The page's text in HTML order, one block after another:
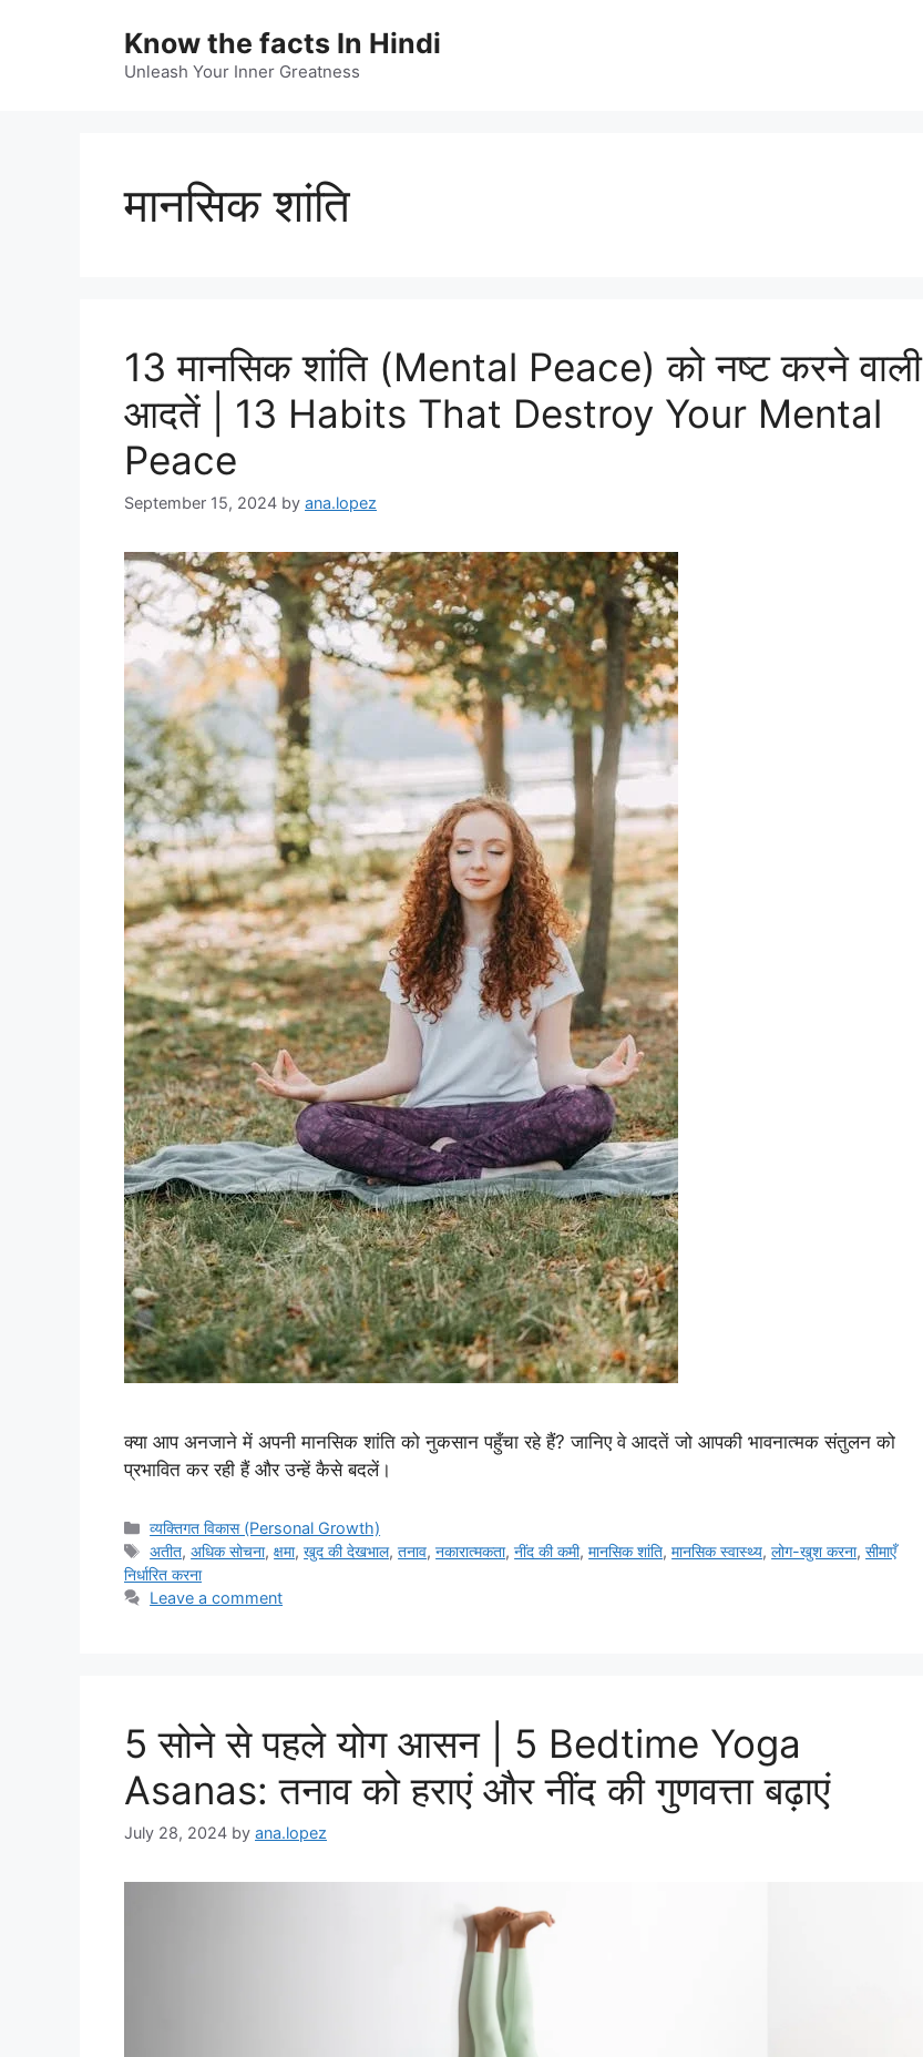
Know the facts In Hindi
Unleash Your Inner Greatness
मानसिक शांति
13 मानसिक शांति (Mental Peace) को नष्ट करने वाली
आदतें | 13 Habits That Destroy Your Mental
Peace
September 15, 2024 by ana.lopez
क्या आप अनजाने में अपनी मानसिक शांति को नुकसान पहुँचा रहे हैं? जानिए वे आदतें जो आपकी भावनात्मक संतुलन को
प्रभावित कर रही हैं और उन्हें कैसे बदलें।
Categories
व्यक्तिगत विकास (Personal Growth)
Tags
अतीत,अधिक सोचना,क्षमा,खुद की देखभाल,तनाव,नकारात्मकता,नींद की कमी,मानसिक शांति,मानसिक स्वास्थ्य,लोग-खुश करना,सीमाएँ
निर्धारित करना
Leave a comment
5 सोने से पहले योग आसन | 5 Bedtime Yoga
Asanas: तनाव को हराएं और नींद की गुणवत्ता बढ़ाएं
July 28, 2024 by ana.lopez